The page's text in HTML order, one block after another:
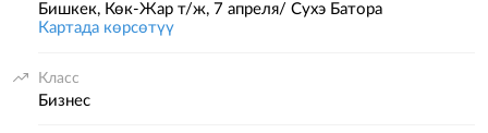
Бишкек, Көк-Жар т/ж, 7 апреля/ Сухэ Батора
Картада көрсөтүү
Класс
бизнес